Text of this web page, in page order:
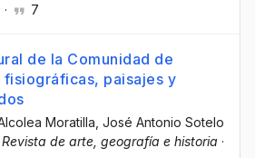
· 7
de la Comunidad de
fisiográficas, paisajes y
Moratilla , José Antonio Sotelo
de arte, geografía e historia ·